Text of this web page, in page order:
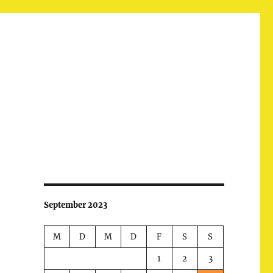
September 2023
M D M D F S S
1 2 3